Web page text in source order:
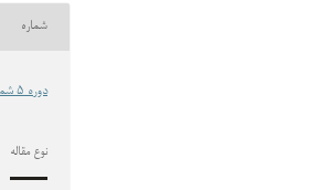
شماره
دوره 5 شماره 3 (1404): پیاپی 20
نوع مقاله